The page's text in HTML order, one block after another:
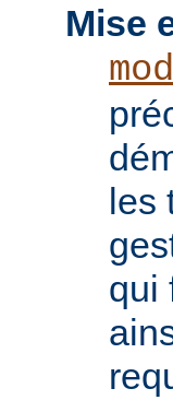
Mise
les
qui